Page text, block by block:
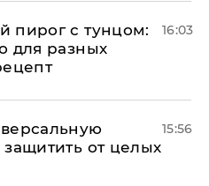
пирог с тунцом:
для разных
16:03
от целых
15:56